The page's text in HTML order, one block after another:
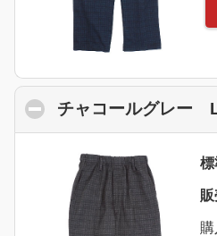
チャコールグレー
標
販